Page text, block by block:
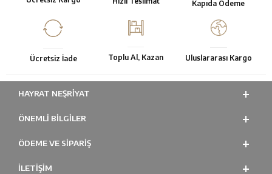
Kapıda Ödeme
Ücretsiz İade Toplu Al, Kazan Uluslararası Kargo
HAYRAT NEŞRIYAT
ÖNEMLI BILGILER
ÖDEME VE SİPARİŞ
İLETİŞİM